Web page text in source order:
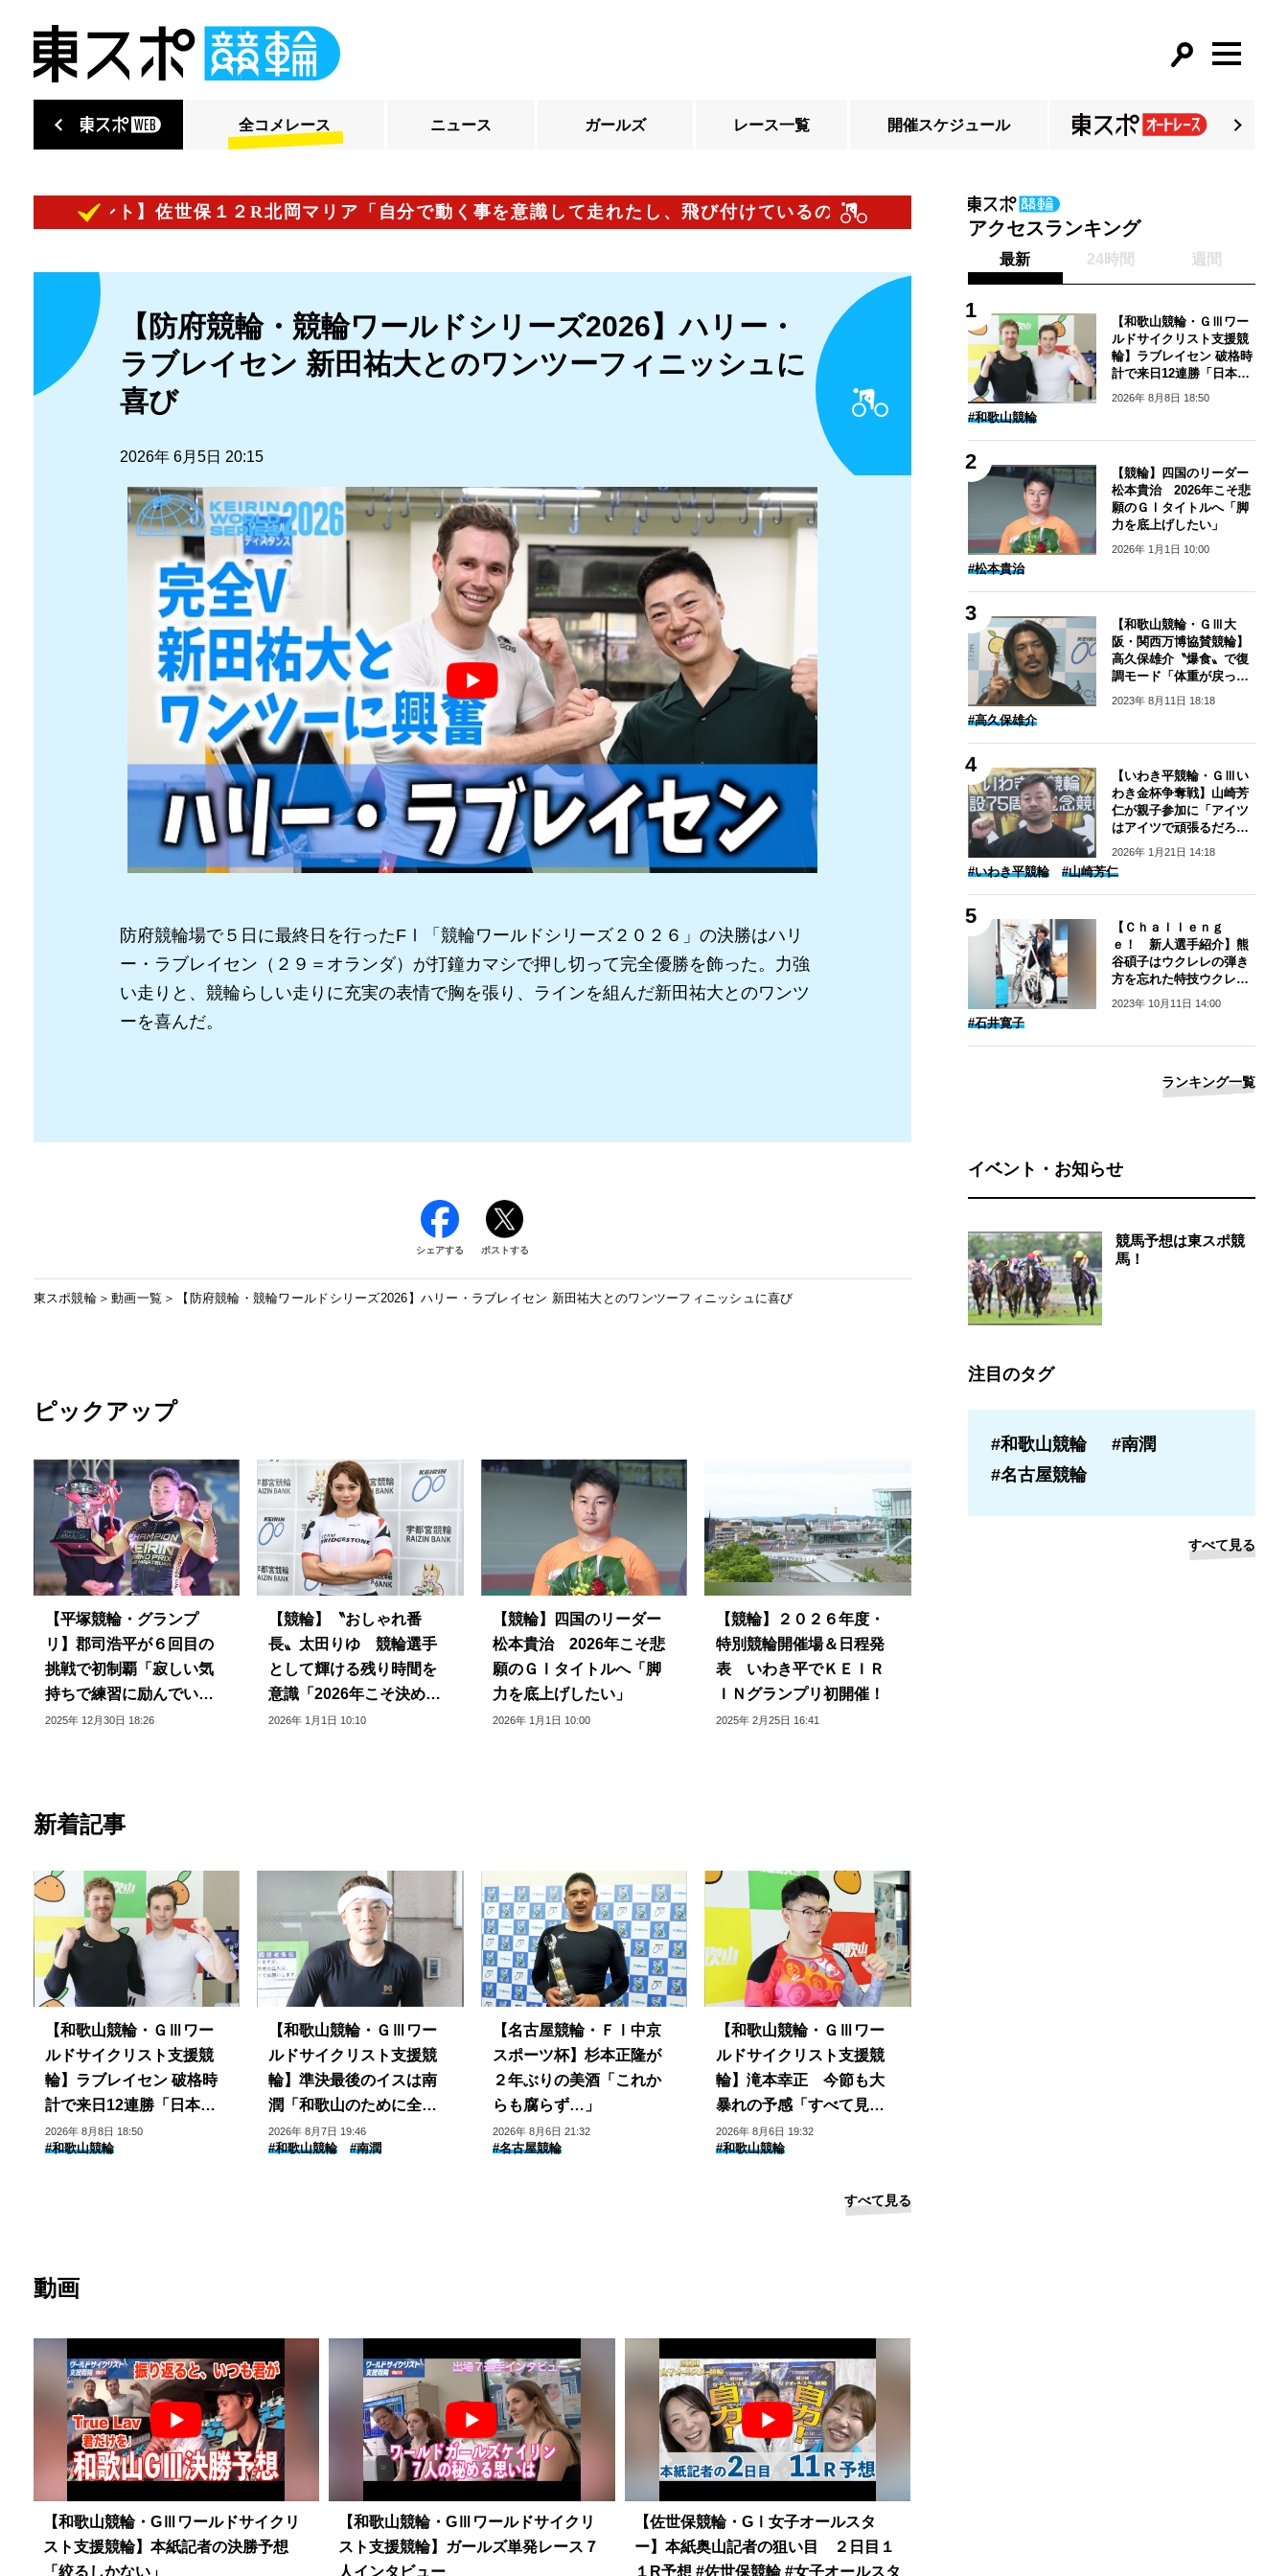
全コメレース ニュース ガールズ レース一覧 開催スケジュール
コメント】佐世保１２R北岡マリア「自分で動く事を意識して走れたし、飛び付けているので体の感じはいいです」
【防府競輪・競輪ワールドシリーズ2026】ハリー・
ラブレイセン 新田祐大とのワンツーフィニッシュに
喜び
2026年 6月5日 20:15
防府競輪場で５日に最終日を行ったFⅠ「競輪ワールドシリーズ２０２６」の決勝はハリ
ー・ラブレイセン（２９＝オランダ）が打鐘カマシで押し切って完全優勝を飾った。力強
い走りと、競輪らしい走りに充実の表情で胸を張り、ラインを組んだ新田祐大とのワンツ
ーを喜んだ。
シェアする ポストする
東スポ競輪 動画一覧 【防府競輪・競輪ワールドシリーズ2026】ハリー・ラブレイセン 新田祐大とのワンツーフィニッシュに喜び
ピックアップ
【平塚競輪・グランプ
リ】郡司浩平が６回目の
挑戦で初制覇「寂しい気
持ちで練習に励んでい
た」
2025年 12月30日 18:26
【競輪】〝おしゃれ番
長〟太田りゆ 競輪選手
として輝ける残り時間を
意識「2026年こそ決めた
い」
2026年 1月1日 10:10
【競輪】四国のリーダー
松本貴治 2026年こそ悲
願のＧⅠタイトルへ「脚
力を底上げしたい」
2026年 1月1日 10:00
【競輪】２０２６年度・
特別競輪開催場＆日程発
表 いわき平でＫＥＩＲ
ＩＮグランプリ初開催！
2025年 2月25日 16:41
新着記事
【和歌山競輪・ＧⅢワー
ルドサイクリスト支援競
輪】ラブレイセン 破格時
計で来日12連勝「日本の
ファンにパワーを見せら
れて良かった」
2026年 8月8日 18:50
#和歌山競輪
【和歌山競輪・ＧⅢワー
ルドサイクリスト支援競
輪】準決最後のイスは南
潤「和歌山のために全力
で」
2026年 8月7日 19:46
#和歌山競輪 #南潤
【名古屋競輪・ＦⅠ中京
スポーツ杯】杉本正隆が
２年ぶりの美酒「これか
らも腐らず…」
2026年 8月6日 21:32
#名古屋競輪
【和歌山競輪・ＧⅢワー
ルドサイクリスト支援競
輪】滝本幸正 今節も大
暴れの予感「すべて見直
して」パワーアップ顕著
2026年 8月6日 19:32
#和歌山競輪
すべて見る
動画
【和歌山競輪・GⅢワールドサイクリ
スト支援競輪】本紙記者の決勝予想
「絞るしかない」
【和歌山競輪・GⅢワールドサイクリ
スト支援競輪】ガールズ単発レース７
人インタビュー
【佐世保競輪・GⅠ女子オールスタ
ー】本紙奥山記者の狙い目 ２日目１
１R予想 #佐世保競輪 #女子オールスタ
アクセスランキング
最新 24時間 週間
【和歌山競輪・ＧⅢワー
ルドサイクリスト支援競
輪】ラブレイセン 破格時
計で来日12連勝「日本の
ファンにパワーを見せら
れて良かった」
2026年 8月8日 18:50
#和歌山競輪
【競輪】四国のリーダー
松本貴治 2026年こそ悲
願のＧⅠタイトルへ「脚
力を底上げしたい」
2026年 1月1日 10:00
#松本貴治
【和歌山競輪・ＧⅢ大
阪・関西万博協賛競輪】
高久保雄介〝爆食〟で復
調モード「体重が戻って
いる分、良くなってい
2023年 8月11日 18:18
#高久保雄介
【いわき平競輪・ＧⅢい
わき金杯争奪戦】山崎芳
仁が親子参加に「アイツ
はアイツで頑張るだろう
し」
2026年 1月21日 14:18
#いわき平競輪 #山崎芳仁
【Ｃｈａｌｌｅｎｇ
ｅ！ 新人選手紹介】熊
谷碩子はウクレレの弾き
方を忘れた特技ウクレレ
女子
2023年 10月11日 14:00
#石井寛子
ランキング一覧
イベント・お知らせ
競馬予想は東スポ競
馬！
注目のタグ
#和歌山競輪
#南潤
#名古屋競輪
すべて見る